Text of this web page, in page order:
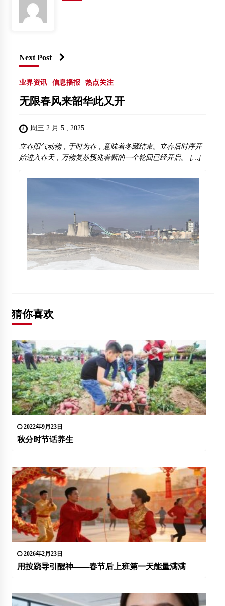
Next Post
业界资讯 信息播报 热点关注
无限春风来韶华此又开
周三 2 月 5 , 2025
立春阳气动物，于时为春，意味着冬藏结束。立春后时序开
始进入春天，万物复苏预兆着新的一个轮回已经开启。 […]
猜你喜欢
2022年9月23日
秋分时节话养生
2026年2月23日
用按跷导引醒神——春节后上班第一天能量满满